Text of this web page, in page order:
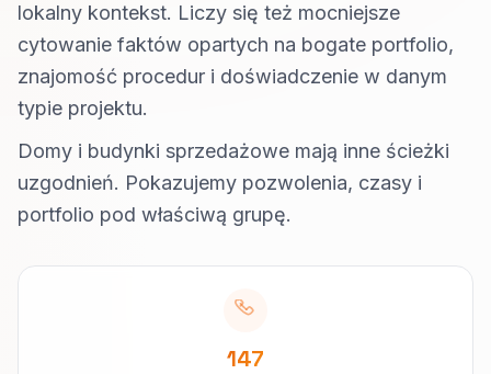
lokalny kontekst. Liczy się też mocniejsze
cytowanie faktów opartych na bogate portfolio,
znajomość procedur i doświadczenie w danym
typie projektu.
Domy i budynki sprzedażowe mają inne ścieżki
uzgodnień. Pokazujemy pozwolenia, czasy i
portfolio pod właściwą grupę.
147